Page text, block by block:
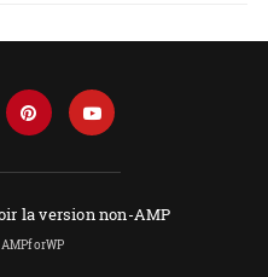
la version non-AMP